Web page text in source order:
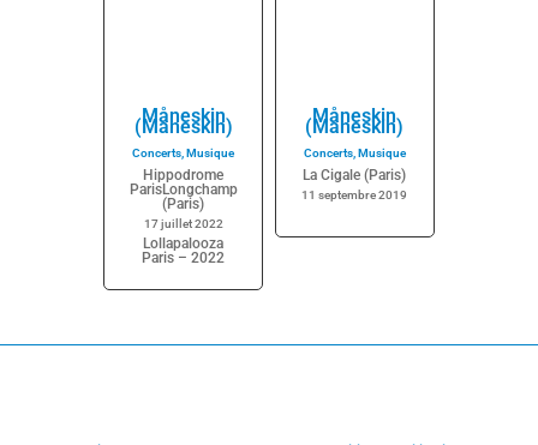
Måneskin
(Maneskin)
Concerts,Musique
Hippodrome
ParisLongchamp
(Paris)
17 juillet 2022
Lollapalooza
Paris – 2022
Måneskin
(Maneskin)
Concerts,Musique
La Cigale (Paris)
11 septembre 2019